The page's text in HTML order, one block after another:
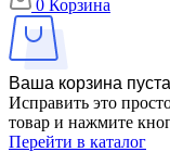
0 Корзина
Ваша корзина пуста
Исправить это
товар и нажмите
Перейти в каталог